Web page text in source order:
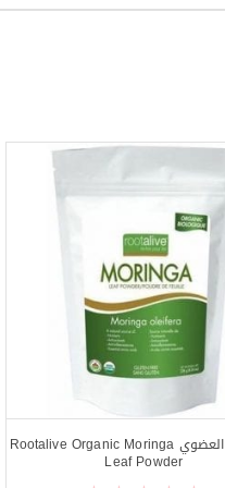
المورينجا العضوي Rootalive Organic Moringa
Leaf Powder